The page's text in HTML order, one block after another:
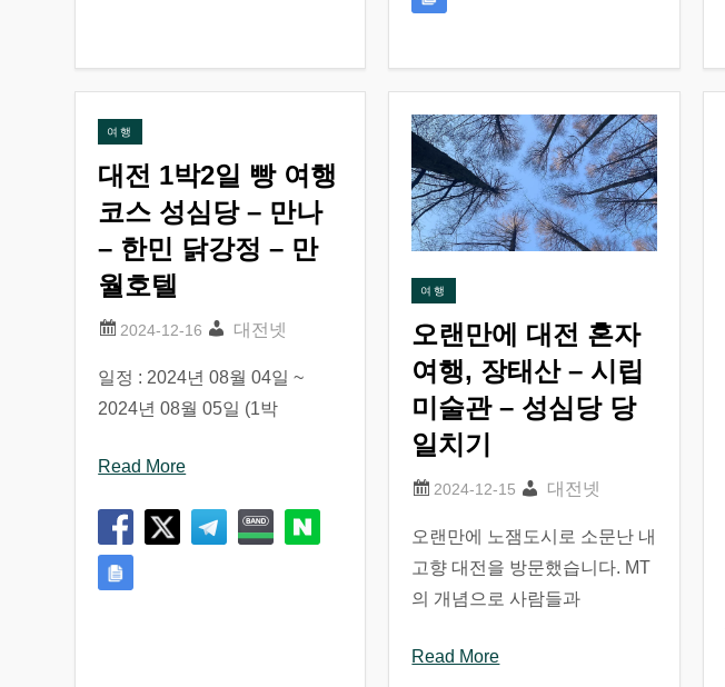
여행
대전 1박2일 빵 여행
코스 성심당 – 만나
– 한민 닭강정 – 만
월호텔
대전넷
일정 : 2024년 08월 04일 ~
2024년 08월 05일 (1박
Read More
여행
오랜만에 대전 혼자
여행, 장태산 – 시립
미술관 – 성심당 당
일치기
대전넷
오랜만에 노잼도시로 소문난 내
고향 대전을 방문했습니다. MT
의 개념으로 사람들과
Read More